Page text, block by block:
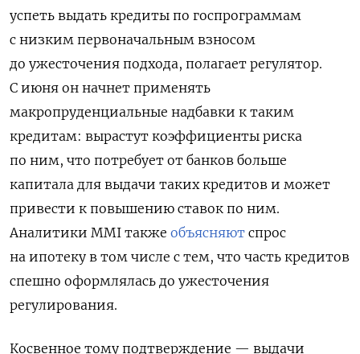
успеть выдать кредиты по госпрограммам
с низким первоначальным взносом
до ужесточения подхода, полагает регулятор.
С июня он начнет применять
макропруденциальные надбавки к таким
кредитам: вырастут коэффициенты риска
по ним, что потребует от банков больше
капитала для выдачи таких кредитов и может
привести к повышению ставок по ним.
Аналитики MMI также объясняют спрос
на ипотеку в том числе с тем, что часть кредитов
спешно оформлялась до ужесточения
регулирования.
Косвенное тому подтверждение — выдачи